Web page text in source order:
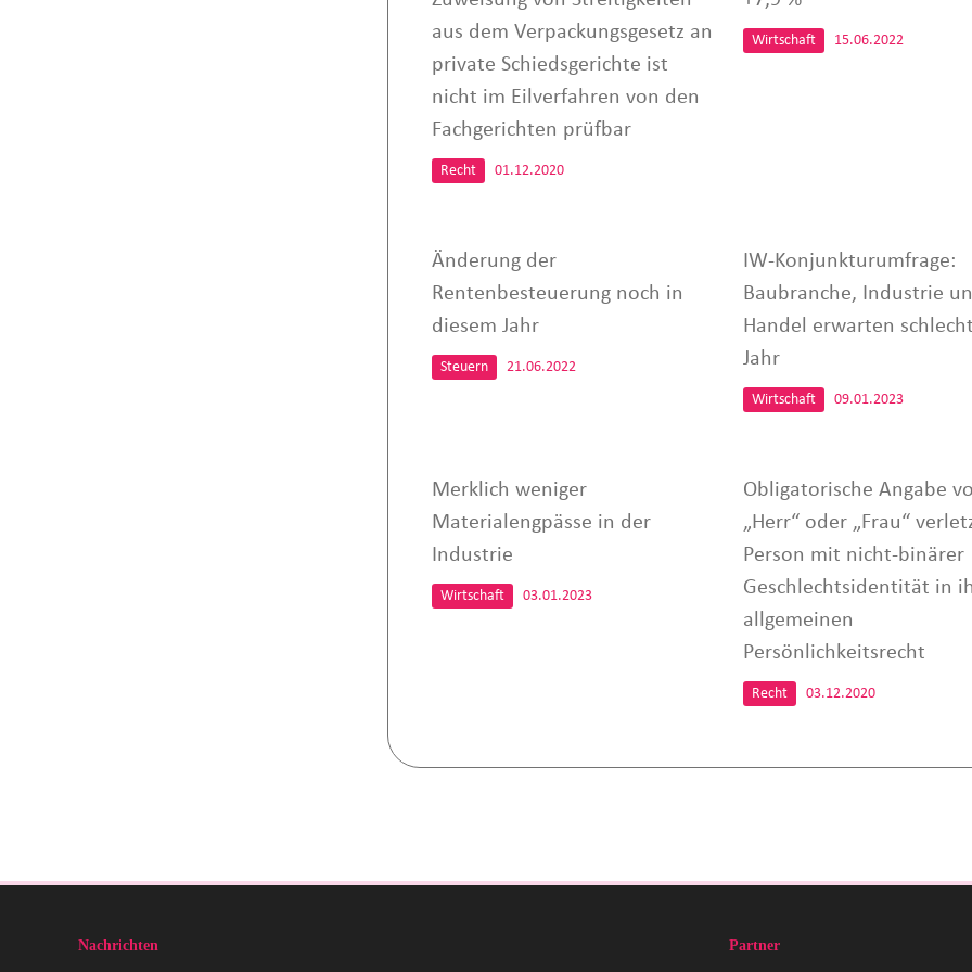
aus dem Verpackungsgesetz an
private Schiedsgerichte ist
nicht im Eilverfahren von den
Fachgerichten prüfbar
Recht 01.12.2020
Wirtschaft 15.06.2022
Änderung der
Rentenbesteuerung noch in
diesem Jahr
Steuern 21.06.2022
IW-Konjunkturumfrage:
Baubranche, Industrie
Handel erwarten
Jahr
Wirtschaft 09.01.2023
Merklich weniger
Materialengpässe in der
Industrie
Wirtschaft 03.01.2023
Obligatorische Angabe
„Herr“ oder „Frau“
Person mit nicht-binärer
Geschlechtsidentität in
allgemeinen
Persönlichkeitsrecht
Recht 03.12.2020
Nachrichten Partner